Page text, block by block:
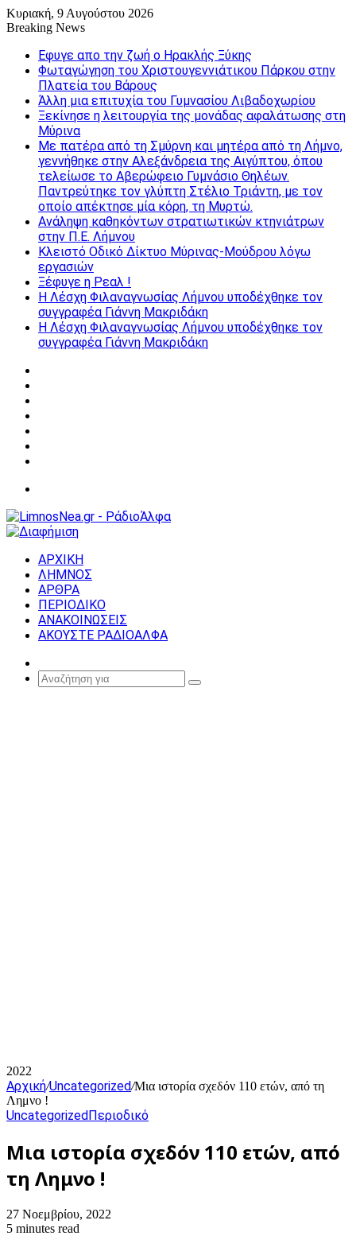
Κυριακή, 9 Αυγούστου 2026
Breaking News
Εφυγε απο την ζωή o Ηρακλής Ξύκης
Φωταγώγηση του Χριστουγεννιάτικου Πάρκου στην
Πλατεία του Βάρους
Άλλη μια επιτυχία του Γυμνασίου Λιβαδοχωρίου
Ξεκίνησε η λειτουργία της μονάδας αφαλάτωσης στη
Μύρινα
Με πατέρα από τη Σμύρνη και μητέρα από τη Λήμνο,
γεννήθηκε στην Αλεξάνδρεια της Αιγύπτου, όπου
τελείωσε το Αβερώφειο Γυμνάσιο Θηλέων.
Παντρεύτηκε τον γλύπτη Στέλιο Τριάντη, με τον
οποίο απέκτησε μία κόρη, τη Μυρτώ.
Ανάληψη καθηκόντων στρατιωτικών κτηνιάτρων
στην Π.Ε. Λήμνου
Κλειστό Οδικό Δίκτυο Μύρινας-Μούδρου λόγω
εργασιών
Ξέφυγε η Ρεαλ !
Η Λέσχη Φιλαναγνωσίας Λήμνου υποδέχθηκε τον
συγγραφέα Γιάννη Μακριδάκη
Η Λέσχη Φιλαναγνωσίας Λήμνου υποδέχθηκε τον
συγγραφέα Γιάννη Μακριδάκη
ΑΡΧΙΚΗ
ΛΗΜΝΟΣ
ΑΡΘΡΑ
ΠΕΡΙΟΔΙΚΟ
ΑΝΑΚΟΙΝΩΣΕΙΣ
ΑΚΟΥΣΤΕ ΡΑΔΙΟΑΛΦΑ
Article
Αναζήτηση
2022
Αρχική/Uncategorized/Μια ιστορία σχεδόν 110 ετών, από τη
Λημνο !
UncategorizedΠεριοδικό
Μια ιστορία σχεδόν 110 ετών, από
τη Λημνο !
27 Νοεμβρίου, 2022
5 minutes read